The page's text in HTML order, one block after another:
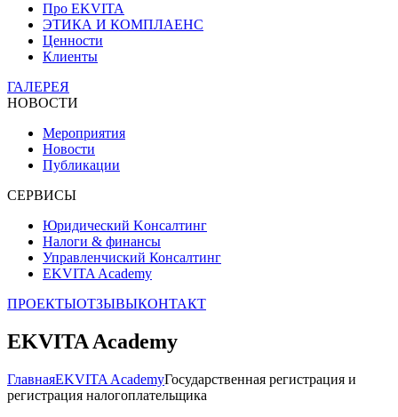
Про EKVITA
ЭТИКА И КОМПЛАЕНС
Ценности
Клиенты
ГАЛЕРЕЯ
НОВОСТИ
Мероприятия
Новости
Публикации
СЕРВИСЫ
Юридический Kонсалтинг
Налоги & финансы
Управленчиский Консалтинг
EKVITA Academy
ПРОЕКТЫОТЗЫВЫКОНТАКТ
EKVITA Academy
ГлавнаяEKVITA AcademyГосударственная регистрация и
регистрация налогоплательщика